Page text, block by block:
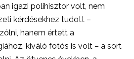
igazi polihisztor volt, nem
kérdésekhez tudott –
hanem értett a
kiváló fotós is volt – a sort